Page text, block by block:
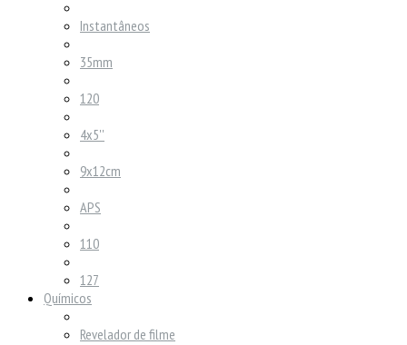
Instantâneos
35mm
120
4x5''
9x12cm
APS
110
127
Químicos
Revelador de filme